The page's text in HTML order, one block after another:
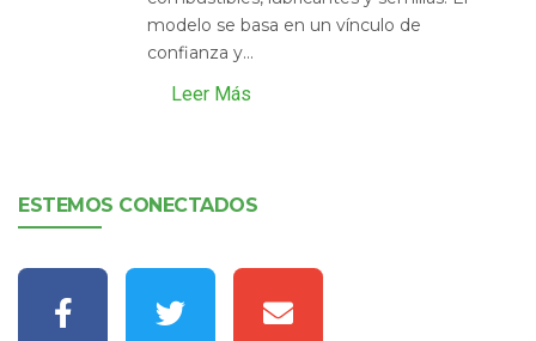
modelo se basa en un vínculo de
confianza y...
Leer Más
ESTEMOS CONECTADOS